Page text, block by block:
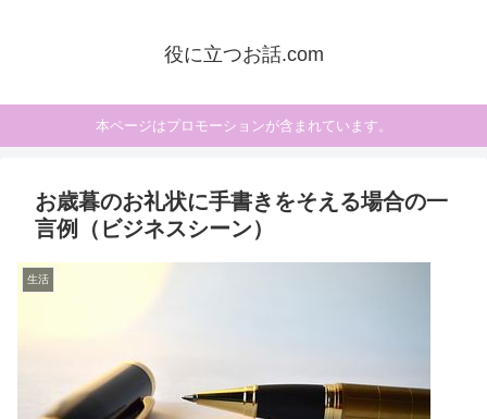
役に立つお話.com
本ページはプロモーションが含まれています。
お歳暮のお礼状に手書きをそえる場合の一
言例（ビジネスシーン）
生活